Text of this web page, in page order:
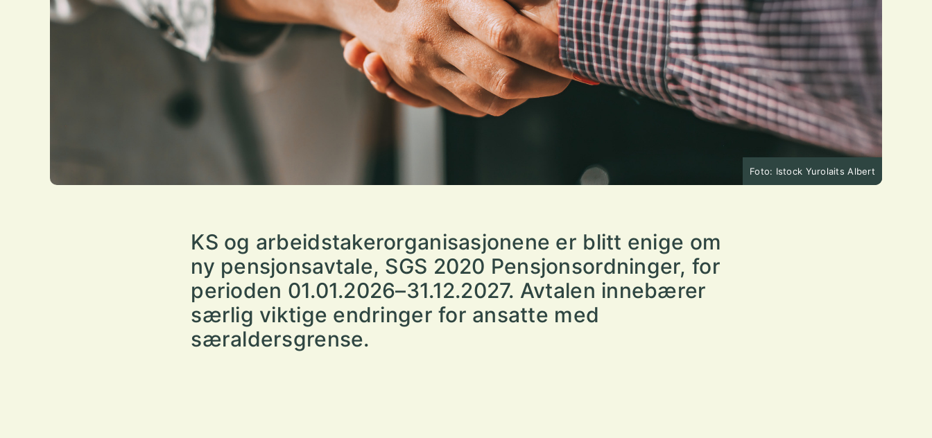
Foto: Istock Yurolaits Albert
KS og arbeidstakerorganisasjonene er blitt enige om
ny pensjonsavtale, SGS 2020 Pensjonsordninger, for
perioden 01.01.2026–31.12.2027. Avtalen innebærer
særlig viktige endringer for ansatte med
særaldersgrense.